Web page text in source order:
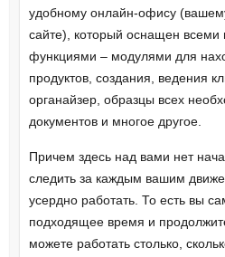
удобному онлайн-офису
сайте), который оснащен
функциями – модулями для
продуктов, создания, ведения
органайзер, образцы всех
документов и многое другое.
Причем здесь над вами нет
следить за каждым вашим
усердно работать. То есть вы
подходящее время и
можете работать столько,